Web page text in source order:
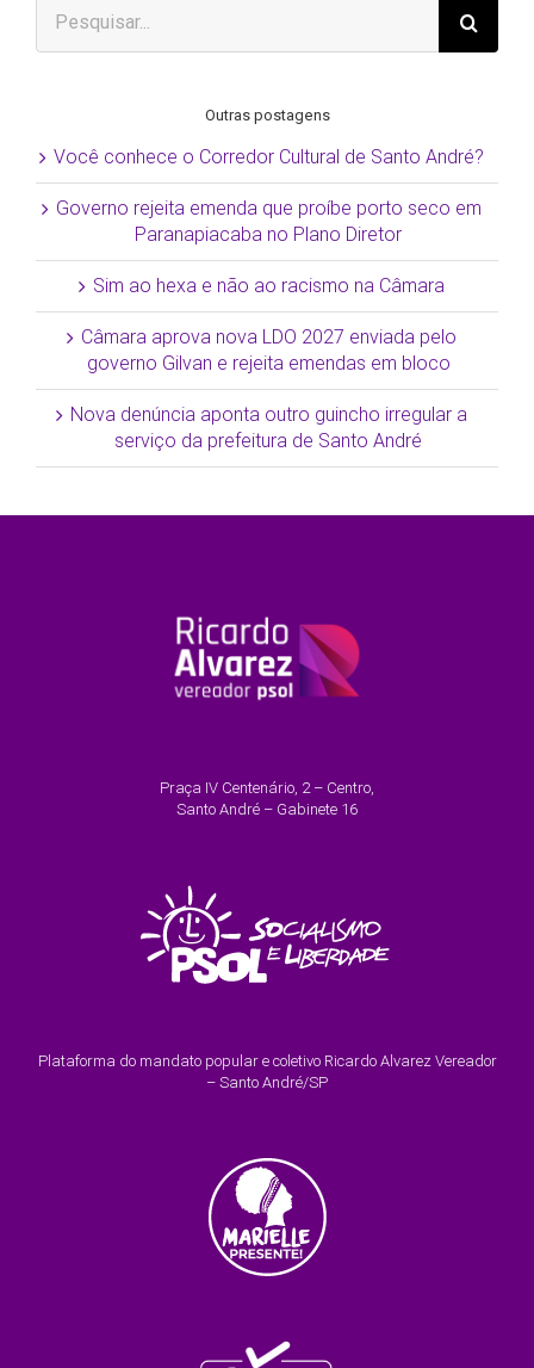
resultados
para:
Outras postagens
Você conhece o Corredor Cultural de Santo André?
Governo rejeita emenda que proíbe porto seco em
Paranapiacaba no Plano Diretor
Sim ao hexa e não ao racismo na Câmara
Câmara aprova nova LDO 2027 enviada pelo
governo Gilvan e rejeita emendas em bloco
Nova denúncia aponta outro guincho irregular a
serviço da prefeitura de Santo André
Praça IV Centenário, 2 – Centro,
Santo André – Gabinete 16
Plataforma do mandato popular e coletivo Ricardo Alvarez Vereador
– Santo André/SP